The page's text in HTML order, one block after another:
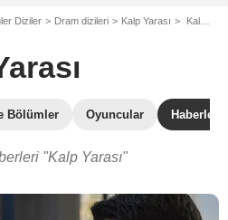
Diziler Dram dizileri Kalp Yarası Kalp Yarası haberleri
Bölümler Oyuncular Haberler
"Kalp Yarası"